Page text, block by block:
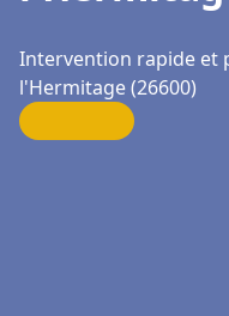
Intervention rapide et
l'Hermitage (26600)